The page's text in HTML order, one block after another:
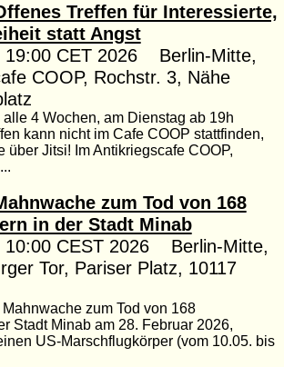
Treffen für Interessierte,
statt Angst
19:00 CET 2026 Berlin-Mitte,
COOP, Rochstr. 3, Nähe
4 Wochen, am Dienstag ab 19h
kann nicht im Cafe COOP stattfinden,
über Jitsi! Im Antikriegscafe COOP,
zum Tod von 168
in der Stadt Minab
10:00 CEST 2026 Berlin-Mitte,
Tor, Pariser Platz, 10117
zum Tod von 168
Stadt Minab am 28. Februar 2026,
US-Marschflugkörper (vom 10.05. bis